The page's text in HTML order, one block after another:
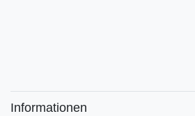
Informationen